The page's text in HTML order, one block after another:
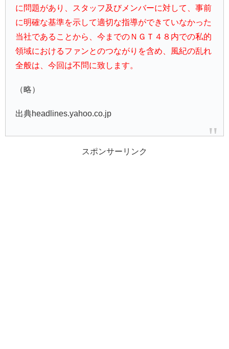
に問題があり、スタッフ及びメンバーに対して、事前
に明確な基準を示して適切な指導ができていなかった
当社であることから、今までのＮＧＴ４８内での私的
領域におけるファンとのつながりを含め、風紀の乱れ
全般は、今回は不問に致します。
（略）
出典headlines.yahoo.co.jp
スポンサーリンク